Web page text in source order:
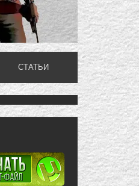
СТАТЬИ